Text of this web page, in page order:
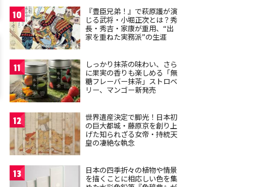
10
『豊臣兄弟！』で萩原護が演
じる武将・小堀正次とは？秀
長・秀吉・家康が重用、“出
家を重ねた実務派”の生涯
11
しっかり抹茶の味わい、さら
に果実の香りも楽しめる「無
糖フレーバー抹茶」ストロベ
リー、マンゴー新発売
12
世界遺産決定で脚光！日本初
の巨大都城・藤原京を創り上
げた知られざる女帝・持統天
皇の凄絶な執念
13
日本の四季折々の植物や情景
を描くことに相応しい色を集